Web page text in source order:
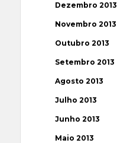
Dezembro 2013
Novembro 2013
Outubro 2013
Setembro 2013
Agosto 2013
Julho 2013
Junho 2013
Maio 2013